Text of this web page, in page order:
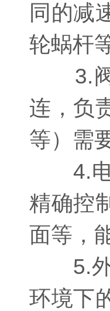
同的减
轮蜗杆
3.阀
连，负
等）需
4.电
精确控
面等，
5.外
环境下